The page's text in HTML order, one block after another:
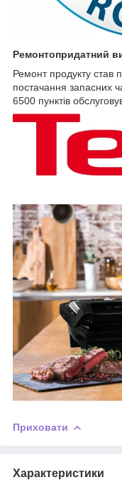
Ремонтопридатний
Ремонт продукту став
постачання запасних
6500 пунктів
Приховати
Характеристики